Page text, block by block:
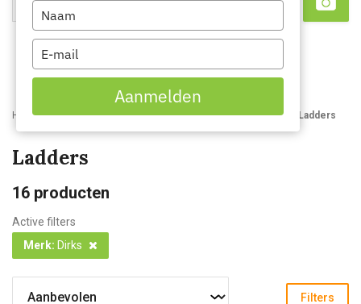
Search
Home Webshop Schoonmaakartikelen Ladders en trappen Ladders
Ladders
16 producten
Active filters
Merk: Dirks
Filters
Type
your
name
Type
your
email
Aanmelden